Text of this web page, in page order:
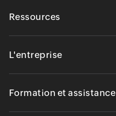
Ressources
L'entreprise
Formation et assistance